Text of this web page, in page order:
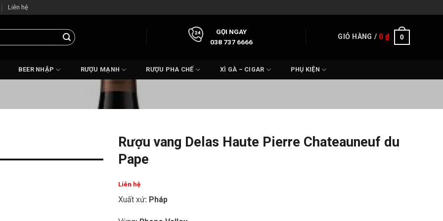
Liên hệ
GỌI NGAY
038 737 6666
GIỎ HÀNG / 0₫ 0
BEER NHẬP RƯỢU MẠNH RƯỢU PHA CHẾ XÌ GÀ – CIGAR PHỤ KIỆN
Rượu vang Delas Haute Pierre Chateauneuf du
Pape
Liên hệ
Xuất xứ: Pháp